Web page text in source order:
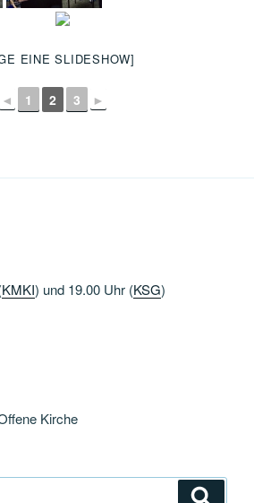
EINE SLIDESHOW]
◄ 1 2 3 ►
KMKI) und 19.00 Uhr (KSG)
Kirche